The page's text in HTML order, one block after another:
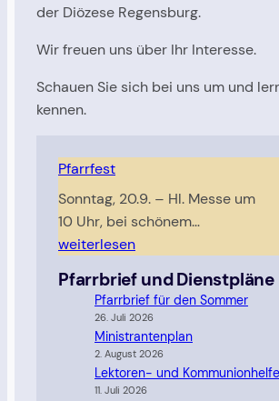
der Diözese Regensburg.
Wir freuen uns über Ihr Interesse.
Schauen Sie sich bei uns um und
kennen.
Pfarrfest
Sonntag, 20.9. – Hl. Messe um
10 Uhr, bei schönem…
r
r
s
weiterlesen
Pfarrbrief und Dienstpläne
Pfarrbrief für den Sommer
26. Juli 2026
Ministrantenplan
2. August 2026
Lektoren- und
11. Juli 2026